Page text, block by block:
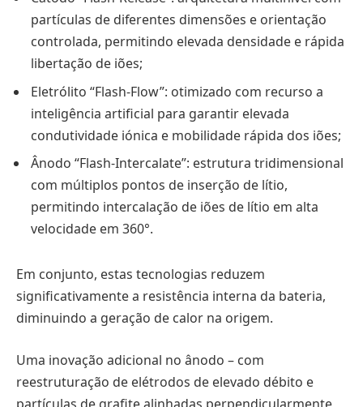
partículas de diferentes dimensões e orientação
controlada, permitindo elevada densidade e rápida
libertação de iões;
Eletrólito “Flash-Flow”: otimizado com recurso a
inteligência artificial para garantir elevada
condutividade iónica e mobilidade rápida dos iões;
Ânodo “Flash-Intercalate”: estrutura tridimensional
com múltiplos pontos de inserção de lítio,
permitindo intercalação de iões de lítio em alta
velocidade em 360°.
Em conjunto, estas tecnologias reduzem
significativamente a resistência interna da bateria,
diminuindo a geração de calor na origem.
Uma inovação adicional no ânodo – com
reestruturação de elétrodos de elevado débito e